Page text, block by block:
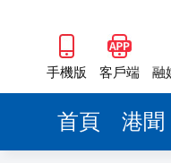
手機版 客戶端 融
首頁 港聞